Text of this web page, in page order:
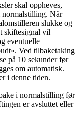
skal oppheves,
normalstilling. Når
slukke og
skiftesignal vil
eventuelle
Ved tilbaketaking
på 10 sekunder før
om automatisk.
i denne tiden.
i normalstilling før
er avsluttet eller